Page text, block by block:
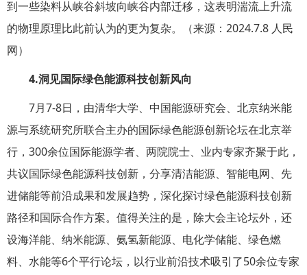
到一些染料从峡谷斜坡向峡谷内部迁移，这表明湍流上升流
的物理原理比此前认为的更为复杂。（来源：2024.7.8 人民
网）
4.洞见国际绿色能源科技创新风向
7月7-8日，由清华大学、中国能源研究会、北京纳米能
源与系统研究所联合主办的国际绿色能源创新论坛在北京举
行，300余位国际能源学者、两院院士、业内专家齐聚于此，
共议国际绿色能源科技创新，分享清洁能源、智能电网、先
进储能等前沿成果和发展趋势，深化探讨绿色能源科技创新
路径和国际合作方案。值得关注的是，除大会主论坛外，还
设海洋能、纳米能源、氨氢新能源、电化学储能、绿色燃
料、水能等6个平行论坛，以行业前沿技术吸引了50余位专家